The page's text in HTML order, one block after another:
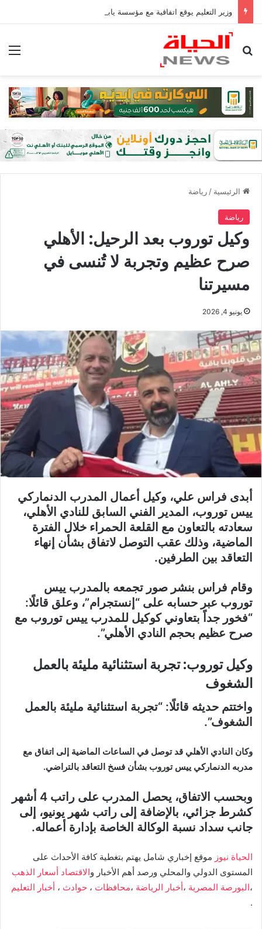
بحث عن
الرئيسية / رياضة
رياضة
وكيل توروب بعد الرحيل: الأهلي
صرح عظيم وتجربة لا تُنسى في
مسيرتنا
يونيو 4, 2026
أبدى فراس علي، وكيل أعمال المدرب الدنماركي
ييس توروب، المدير الفني السابق للنادي الأهلي،
سعادته بالتعاون مع القلعة الحمراء خلال الفترة
الماضية، وذلك عقب التوصل لاتفاق بشأن إنهاء
التعاقد بين الطرفين.
وقام فراس بنشر صور تجمعه بالمدرب ييس
توروب عبر حسابه على “إنستجرام”، وعلق قائلًا:
“فخور جداً بتعاوني كوكيل للمدرب ييس توروب مع
صرح عظيم بحجم النادي الأهلي”.
وكيل توروب: تجربة استثنائية مليئة بالعمل
الشغوف
واختتم حديثه قائلًا: “تجربة استثنائية مليئة بالعمل
الشغوف”.
وكان النادي الأهلي قد توصل في الساعات الماضية إلى اتفاق مع
مدربه الدنماركي ييس توروب بشأن فسخ التعاقد بالتراضي.
وبحسب الاتفاق، يحصل المدرب على راتب 4 أشهر
كشرط جزائي، بالإضافة إلى راتب شهر يونيو، إلى
جانب سداد نسبة الوكالة الخاصة بإدارة أعماله.
الحياة نيوز موقع إخباري شامل يهتم بتغطية كافة الأحداث على
المستوى الدولي والمحلي ورصد أهم الأخبار والاقتصاد أسعار الذهب
،البورصة المصرية ،أخبار الرياضة ،محافظات ، حوادث ، أخبار التعليم
.